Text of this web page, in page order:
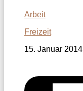
Arbeit
Freizeit
15. Januar 2014